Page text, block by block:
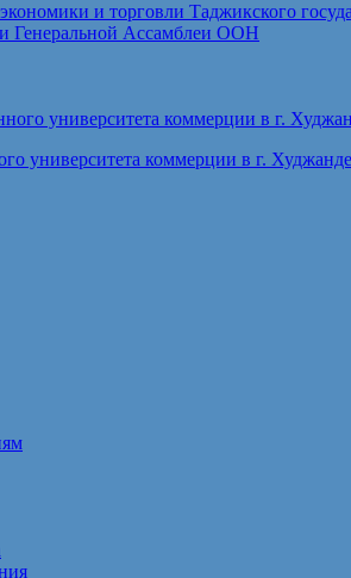
и торговли Таджикского
Генеральной Ассамблеи ООН
университета коммерции в г. Худжанде